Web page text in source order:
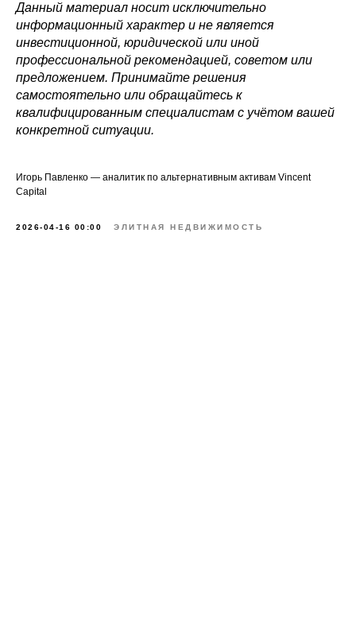
Данный материал носит исключительно
информационный характер и не является
инвестиционной, юридической или иной
профессиональной рекомендацией, советом или
предложением. Принимайте решения
самостоятельно или обращайтесь к
квалифицированным специалистам с учётом вашей
конкретной ситуации.
Игорь Павленко — аналитик по альтернативным активам Vincent
Capital
2026-04-16 00:00 ЭЛИТНАЯ НЕДВИЖИМОСТЬ